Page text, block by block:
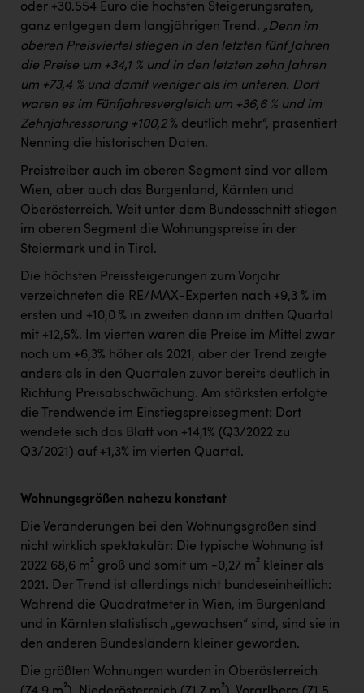
oder +30.554 Euro die höchsten Steigerungsraten,
ganz entgegen dem langjährigen Trend. „Denn im
oberen Preisviertel stiegen in den letzten fünf Jahren
die Preise um +34,1 % und in den letzten zehn Jahren
um +73,4 % und damit weniger als im unteren. Dort
waren es im Fünfjahresvergleich um +36,6 % und im
Zehnjahressprung +100,2% deutlich mehr“, präsentiert
Nenning die historischen Daten.
Preistreiber auch im oberen Segment sind vor allem
Wien, aber auch das Burgenland, Kärnten und
Oberösterreich. Weit unter dem Bundesschnitt stiegen
im oberen Segment die Wohnungspreise in der
Steiermark und in Tirol.
Die höchsten Preissteigerungen zum Vorjahr
verzeichneten die RE/MAX-Experten nach +9,3 % im
ersten und +10,0 % in zweiten dann im dritten Quartal
mit +12,5%. Im vierten waren die Preise im Mittel zwar
noch um +6,3% höher als 2021, aber der Trend zeigte
anders als in den Quartalen zuvor bereits deutlich in
Richtung Preisabschwächung. Am stärksten erfolgte
die Trendwende im Einstiegspreissegment: Dort
wendete sich das Blatt von +14,1% (Q3/2022 zu
Q3/2021) auf +1,3% im vierten Quartal.
Wohnungsgrößen nahezu konstant
Die Veränderungen bei den Wohnungsgrößen sind
nicht wirklich spektakulär: Die typische Wohnung ist
2022 68,6 m² groß und somit um -0,27 m² kleiner als
2021. Der Trend ist allerdings nicht bundeseinheitlich:
Während die Quadratmeter in Wien, im Burgenland
und in Kärnten statistisch „gewachsen“ sind, sind sie in
den anderen Bundesländern kleiner geworden.
Die größten Wohnungen wurden in Oberösterreich